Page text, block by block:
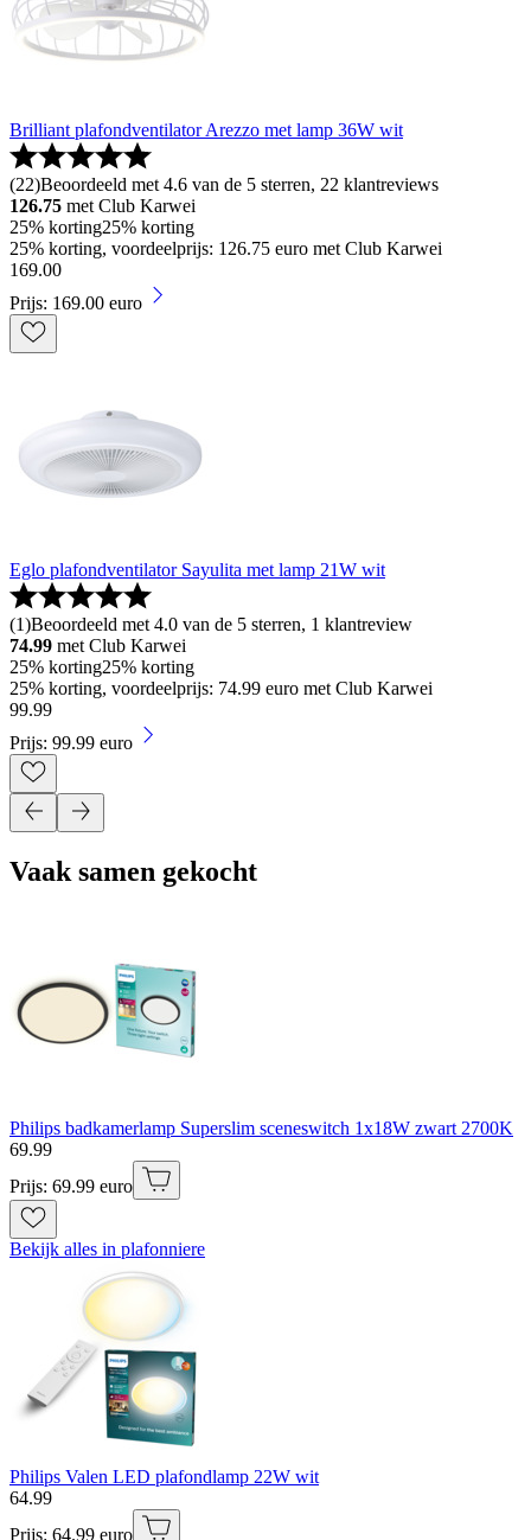
Brilliant plafondventilator Arezzo met lamp 36W wit
(22)Beoordeeld met 4.6 van de 5 sterren, 22 klantreviews
126.75 met Club Karwei
25% korting25% korting
25% korting, voordeelprijs: 126.75 euro met Club Karwei
169.00
Prijs: 169.00 euro
Eglo plafondventilator Sayulita met lamp 21W wit
(1)Beoordeeld met 4.0 van de 5 sterren, 1 klantreview
74.99 met Club Karwei
25% korting25% korting
25% korting, voordeelprijs: 74.99 euro met Club Karwei
99.99
Prijs: 99.99 euro
Vaak samen gekocht
Philips badkamerlamp Superslim sceneswitch 1x18W zwart 2700K
69.99
Prijs: 69.99 euro
Bekijk alles in plafonniere
Philips Valen LED plafondlamp 22W wit
64.99
Prijs: 64.99 euro